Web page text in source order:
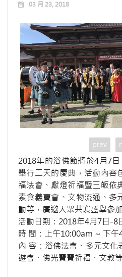
03 月 23, 2018
prev
2018年的浴佛節將於4月7
舉行二天的慶典，活動內容
福法會、獻燈祈福暨三皈依
素食義賣會、文物流通、多
動等，廣邀大眾共襄盛舉參
活動日期：2018年4月7日-8
時 間：上午10:00am ~ 下午
內 容：浴佛法會、多元文化
遊會、佛光寶寶祈福、文教等